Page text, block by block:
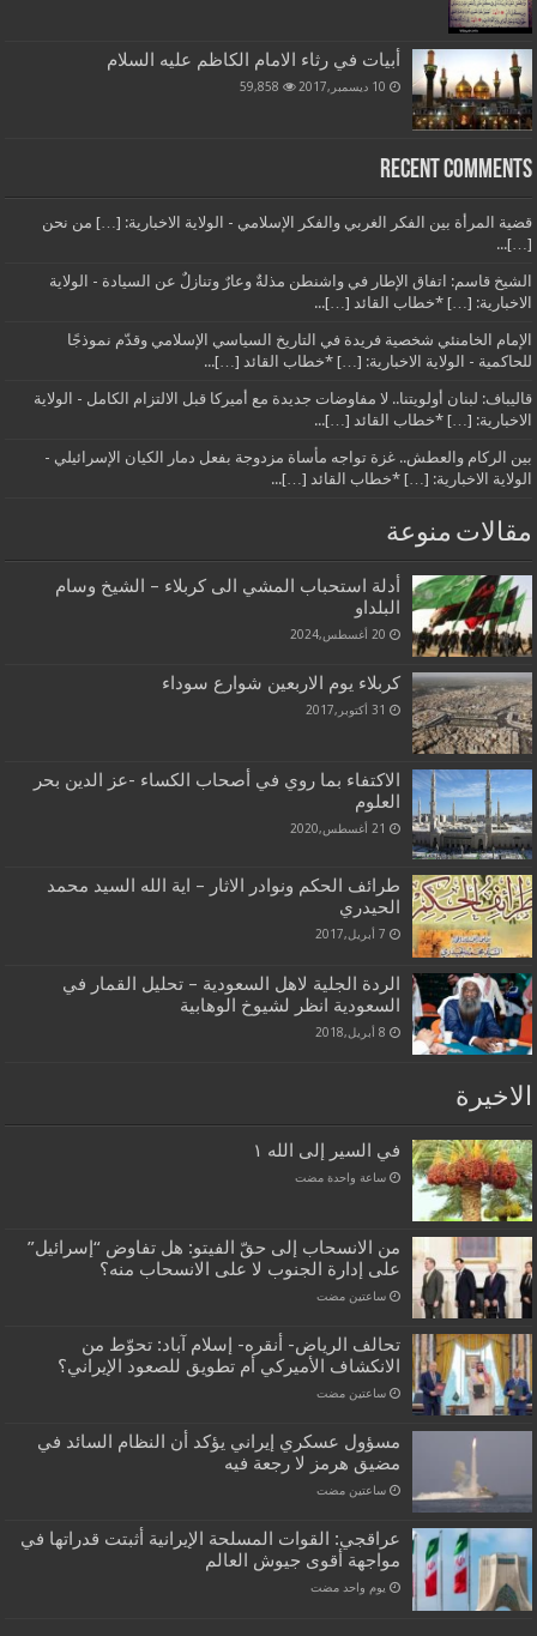
أبيات في رثاء الامام الكاظم عليه السلام
10 ديسمبر,2017 59,858
Recent Comments
قضية المرأة بين الفكر الغربي والفكر الإسلامي - الولاية الاخبارية: […] من نحن
[…]...
الشيخ قاسم: اتفاق الإطار في واشنطن مذلةٌ وعارٌ وتنازلٌ عن السيادة - الولاية
الاخبارية: […] *خطاب القائد […]...
الإمام الخامنئي شخصية فريدة في التاريخ السياسي الإسلامي وقدّم نموذجًا
للحاكمية - الولاية الاخبارية: […] *خطاب القائد […]...
قاليباف: لبنان أولويتنا.. لا مفاوضات جديدة مع أميركا قبل الالتزام الكامل - الولاية
الاخبارية: […] *خطاب القائد […]...
بين الركام والعطش.. غزة تواجه مأساة مزدوجة بفعل دمار الكيان الإسرائيلي -
الولاية الاخبارية: […] *خطاب القائد […]...
مقالات منوعة
أدلة استحباب المشي الى كربلاء – الشيخ وسام
البلداو
20 أغسطس,2024
كربلاء يوم الاربعين شوارع سوداء
31 أكتوبر,2017
الاكتفاء بما روي في أصحاب الكساء -عز الدين بحر
العلوم
21 أغسطس,2020
طرائف الحكم ونوادر الاثار – اية الله السيد محمد
الحيدري
7 أبريل,2017
الردة الجلية لاهل السعودية – تحليل القمار في
السعودية انظر لشيوخ الوهابية
8 أبريل,2018
الاخيرة
في السير إلى الله ١
‏ساعة واحدة مضت
من الانسحاب إلى حقّ الفيتو: هل تفاوض “إسرائيل”
على إدارة الجنوب لا على الانسحاب منه؟
‏ساعتين مضت
تحالف الرياض- أنقره- إسلام آباد: تحوّط من
الانكشاف الأميركي أم تطويق للصعود الإيراني؟
‏ساعتين مضت
مسؤول عسكري إيراني يؤكد أن النظام السائد في
مضيق هرمز لا رجعة فيه
‏ساعتين مضت
عراقجي: القوات المسلحة الإيرانية أثبتت قدراتها في
مواجهة أقوى جيوش العالم
‏يوم واحد مضت